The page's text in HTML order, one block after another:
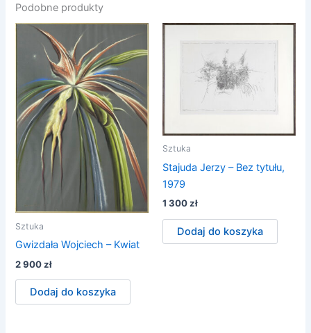
Podobne produkty
Sztuka
Gwizdała Wojciech – Kwiat
2 900zł
Dodaj do koszyka
Sztuka
Stajuda Jerzy – Bez tytułu,
1979
1 300zł
Dodaj do koszyka